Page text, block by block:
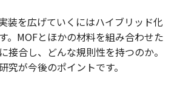
装を広げていくにはハイブリッド化
。MOFとほかの材料を組み合わせた
接合し、どんな規則性を持つのか。
究が今後のポイントです。